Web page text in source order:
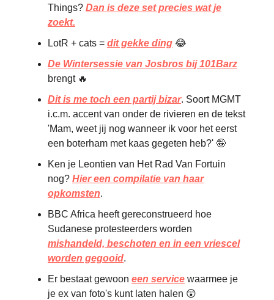
Things? Dan is deze set precies wat je
zoekt.
LotR + cats = dit gekke ding 😂
De Wintersessie van Josbros bij 101Barz
brengt 🔥
Dit is me toch een partij bizar. Soort MGMT
i.c.m. accent van onder de rivieren en de tekst
'Mam, weet jij nog wanneer ik voor het eerst
een boterham met kaas gegeten heb?' 🤪
Ken je Leontien van Het Rad Van Fortuin
nog? Hier een compilatie van haar
opkomsten.
BBC Africa heeft gereconstrueerd hoe
Sudanese protesteerders worden
mishandeld, beschoten en in een vriescel
worden gegooid.
Er bestaat gewoon een service waarmee je
je ex van foto's kunt laten halen 😲